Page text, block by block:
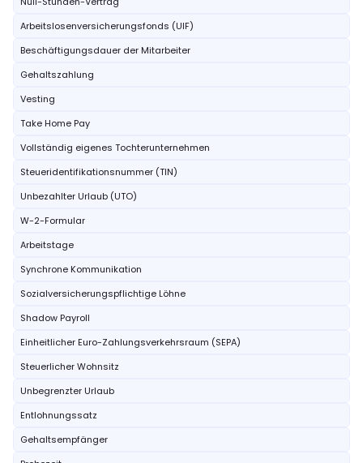
Arbeitslosenversicherungsfonds (UIF)
Beschäftigungsdauer der Mitarbeiter
Gehaltszahlung
Vesting
Take Home Pay
Vollständig eigenes Tochterunternehmen
Steueridentifikationsnummer (TIN)
Unbezahlter Urlaub (UTO)
W-2-Formular
Arbeitstage
Synchrone Kommunikation
Sozialversicherungspflichtige Löhne
Shadow Payroll
Einheitlicher Euro-Zahlungsverkehrsraum (SEPA)
Steuerlicher Wohnsitz
Unbegrenzter Urlaub
Entlohnungssatz
Gehaltsempfänger